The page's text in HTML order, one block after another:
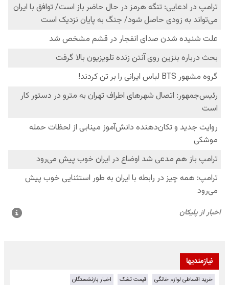
نیازمندیها
خرید اقساطی لوازم خانگی قیمت تشک
اخبار بازنشستگان